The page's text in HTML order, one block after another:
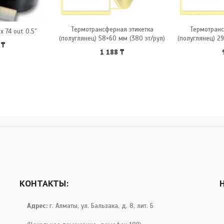
74 out 0.5″
₸
Термотрансферная этикетка
(полуглянец) 58×60 мм (380 эт/рул)
1 188 ₸
(полуглянец)
КОНТАКТЫ:
Адрес: г. Алматы, ул. Бальзака, д. 8, лит. Б